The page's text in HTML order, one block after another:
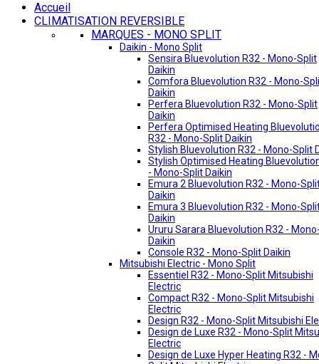
Accueil
CLIMATISATION REVERSIBLE
MARQUES - MONO SPLIT
Daikin - Mono Split
Sensira Bluevolution R32 - Mono-Split
Daikin
Comfora Bluevolution R32 - Mono-
Daikin
Perfera Bluevolution R32 - Mono-Split
Daikin
Perfera Optimised Heating
R32 - Mono-Split Daikin
Stylish Bluevolution R32 - Mono-Split
Stylish Optimised Heating
- Mono-Split Daikin
Emura 2 Bluevolution R32 - Mono-
Daikin
Emura 3 Bluevolution R32 - Mono-
Daikin
Ururu Sarara Bluevolution R32 -
Daikin
Console R32 - Mono-Split Daikin
Mitsubishi Electric - Mono Split
Essentiel R32 - Mono-Split Mitsubishi
Electric
Compact R32 - Mono-Split Mitsubishi
Electric
Design R32 - Mono-Split Mitsubishi
Design de Luxe R32 - Mono-Split
Electric
Design de Luxe Hyper Heating R32 -